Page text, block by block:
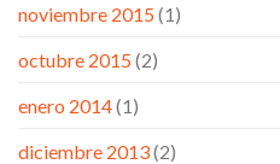
noviembre 2015(1)
octubre 2015(2)
enero 2014(1)
diciembre 2013(2)